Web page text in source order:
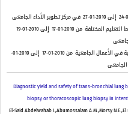
إلى 2010-01-27
في مركز تطوير الأداء الجامعى
التعليم المختلفة من 2010-01-17
إلى 2010-01-19
في الأعمال الجامعية من 2010-01-17
إلى 2010-01-
الجامعى
Diagnostic yield and safety of trans-bronchial lung
biopsy or thoracoscopic lung biopsy in
El-Said Abdelwahab I.,Abumossalam A.M.,Morsy N.E.,El